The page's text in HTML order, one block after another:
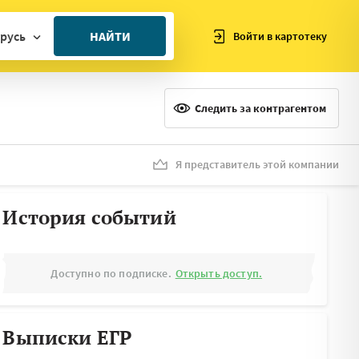
НАЙТИ Войти в картотеку
Следить за контрагентом
Я представитель этой компании
История событий
Доступно по подписке. Открыть доступ.
Выписки ЕГР